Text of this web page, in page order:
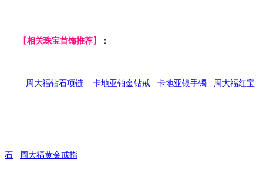
【相关珠宝首饰推荐】 ：
周大福钻石项链 卡地亚铂金钻戒 卡地亚银手镯 周大福红宝
石 周大福黄金戒指